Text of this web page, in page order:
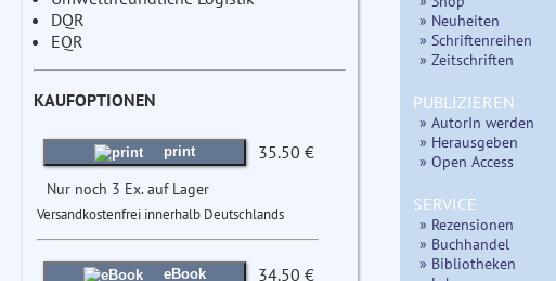
DQR
EQR
KAUFOPTIONEN
print 35.50 €
Nur noch 3 Ex. auf Lager
Versandkostenfrei innerhalb Deutschlands
eBook 34.50 €
» Neuheiten
» Schriftenreihen
» Zeitschriften
PUBLIZIEREN
» AutorIn werden
» Herausgeben
» Open Access
SERVICE
» Rezensionen
» Buchhandel
» Bibliotheken